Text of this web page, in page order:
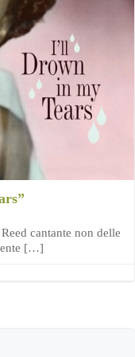
cantante non delle
[…]